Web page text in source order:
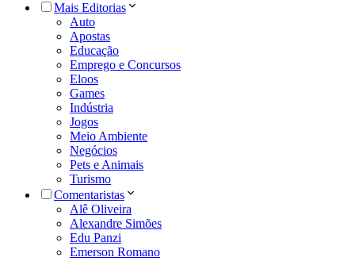
Mais Editorias
Auto
Apostas
Educação
Emprego e Concursos
Eloos
Games
Indústria
Jogos
Meio Ambiente
Negócios
Pets e Animais
Turismo
Comentaristas
Alê Oliveira
Alexandre Simões
Edu Panzi
Emerson Romano